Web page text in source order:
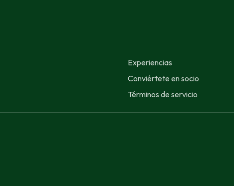
Experiencias
Conviértete en socio
Términos de servicio